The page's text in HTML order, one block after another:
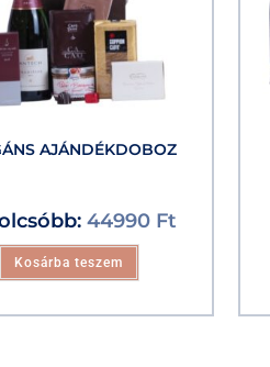
AJÁNDÉKDOBOZ
44990 Ft
Kosárba teszem